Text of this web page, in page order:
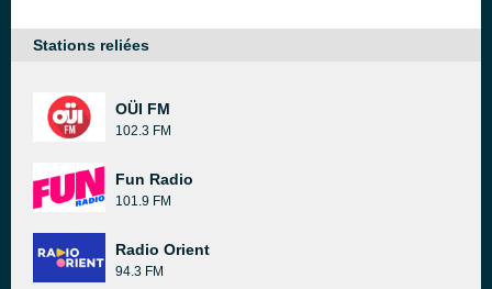
Stations reliées
OÜI FM
102.3 FM
Fun Radio
101.9 FM
Radio Orient
94.3 FM